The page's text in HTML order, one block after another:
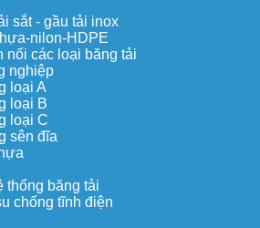
sắt - gầu tải inox
nilon-HDPE
nối các loại băng tải
nghiệp
loại A
loại B
loại C
sên đĩa
thống băng tải
chống tĩnh điện